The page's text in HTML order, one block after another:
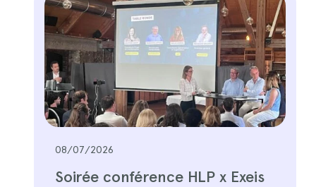
08/07/2026
Soirée conférence HLP x Exeis